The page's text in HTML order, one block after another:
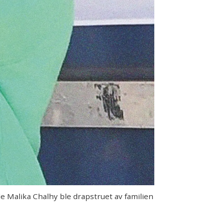
Malika Chalhy ble drapstruet av familien